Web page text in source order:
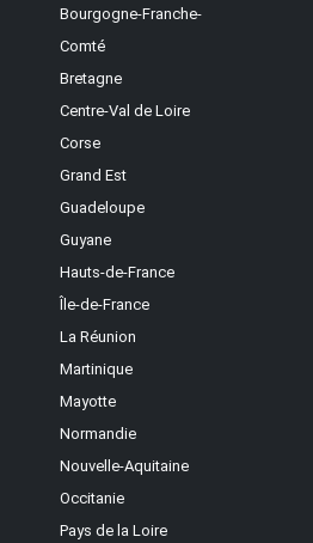
Bourgogne-Franche-
Comté
Bretagne
Centre-Val de Loire
Corse
Grand Est
Guadeloupe
Guyane
Hauts-de-France
Île-de-France
La Réunion
Martinique
Mayotte
Normandie
Nouvelle-Aquitaine
Occitanie
Pays de la Loire